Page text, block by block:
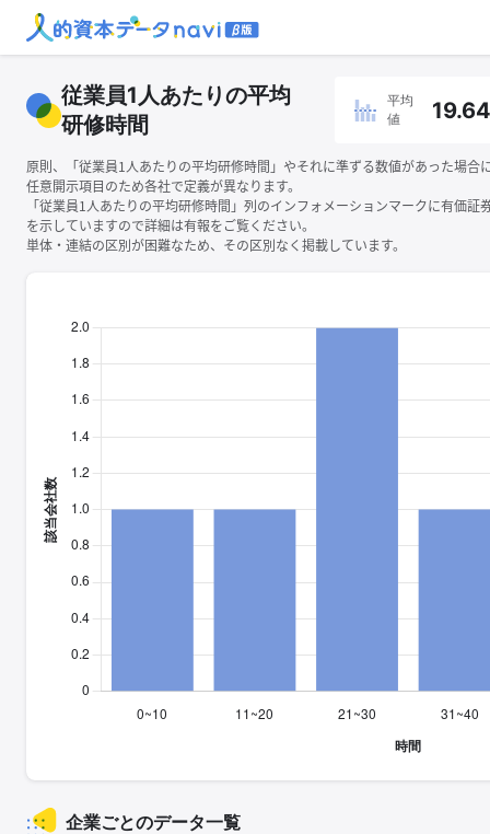
従業員1人あたりの平均
研修時間
平均
値
19.64
原則、「従業員1人あたりの平均研修時間」やそれに準ずる数値があった場合
任意開示項目のため各社で定義が異なります。
「従業員1人あたりの平均研修時間」列のインフォメーションマークに有価証
を示していますので詳細は有報をご覧ください。
単体・連結の区別が困難なため、その区別なく掲載しています。
企業ごとのデータ一覧